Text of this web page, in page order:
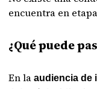
encuentra en
¿Qué puede
En laaudiencia de